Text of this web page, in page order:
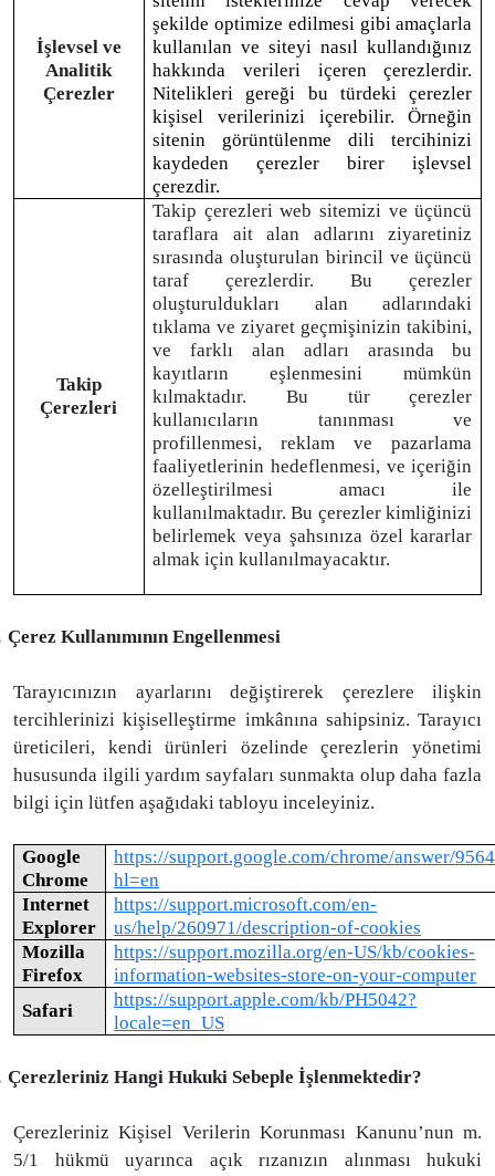
İşlevsel ve
Analitik
Çerezler
şekilde optimize edilmesi gibi amaçlarla
kullanılan ve siteyi nasıl kullandığınız
hakkında verileri içeren çerezlerdir.
Nitelikleri gereği bu türdeki çerezler
kişisel verilerinizi içerebilir. Örneğin
sitenin görüntülenme dili tercihinizi
kaydeden çerezler birer işlevsel
çerezdir.
Takip
Çerezleri
Takip çerezleri web sitemizi ve üçüncü
taraflara ait alan adlarını ziyaretiniz
sırasında oluşturulan birincil ve üçüncü
taraf çerezlerdir. Bu çerezler
oluşturuldukları alan adlarındaki
tıklama ve ziyaret geçmişinizin takibini,
ve farklı alan adları arasında bu
kayıtların eşlenmesini mümkün
kılmaktadır. Bu tür çerezler
kullanıcıların tanınması ve
profillenmesi, reklam ve pazarlama
faaliyetlerinin hedeflenmesi, ve içeriğin
özelleştirilmesi amacı ile
kullanılmaktadır. Bu çerezler kimliğinizi
belirlemek veya şahsınıza özel kararlar
almak için kullanılmayacaktır.
Çerez Kullanımının Engellenmesi
Tarayıcınızın ayarlarını değiştirerek çerezlere ilişkin
tercihlerinizi kişiselleştirme imkânına sahipsiniz. Tarayıcı
üreticileri, kendi ürünleri özelinde çerezlerin yönetimi
hususunda ilgili yardım sayfaları sunmakta olup daha fazla
bilgi için lütfen aşağıdaki tabloyu inceleyiniz.
Google
Chrome
https://support.google.com/chrome/answer/
hl=en
Internet
Explorer
https://support.microsoft.com/en-
us/help/260971/description-of-cookies
Mozilla
Firefox
https://support.mozilla.org/en-US/kb/cookies-
information-websites-store-on-your-computer
Safari
https://support.apple.com/kb/PH5042?
locale=en_US
Çerezleriniz Hangi Hukuki Sebeple İşlenmektedir?
Çerezleriniz Kişisel Verilerin Korunması Kanunu’nun m.
5/1 hükmü uyarınca açık rızanızın alınması hukuki